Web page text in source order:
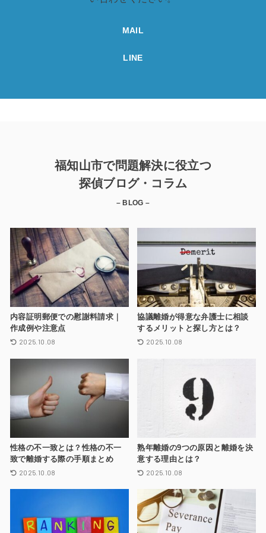
MAIL
LINE
福知山市で問題解決に役立つ
探偵ブログ・コラム
– BLOG –
内容証明郵便での慰謝料請求｜
作成例や注意点
2025.10.08
協議離婚が得意な弁護士に相談
するメリットと探し方とは？
2025.10.08
性格の不一致とは？性格の不一
致で離婚する際の手順まとめ
2025.10.08
熟年離婚の9つの原因と離婚を決
意する理由とは？
2025.10.08